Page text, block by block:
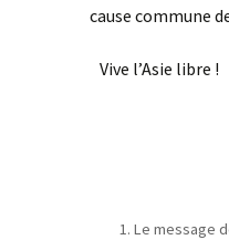
cause commune
Vive l’Asie libre !
Le message